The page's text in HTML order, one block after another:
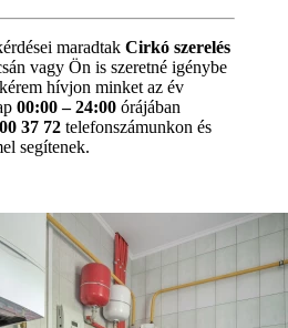
maradtak Cirkó szerelés
vagy Ön is szeretné igénybe
hívjon minket az év
00:00 – 24:00 órájában
37 72 telefonszámunkon és
segítenek.